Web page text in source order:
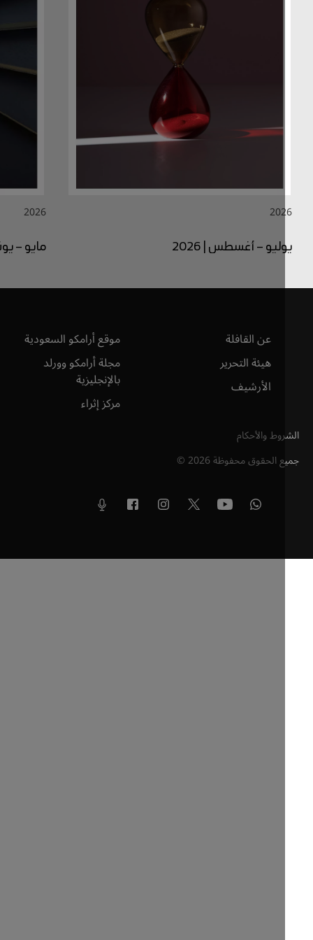
– أغسطس | 2026 مايو – يونيو | 2026
عن القافلة
هيئة التحرير
الأرشيف
موقع أرامكو السعودية
مجلة أرامكو وورلد
بالإنجليزية
مركز إثراء
والأحكام
الحقوق محفوظة2026
©